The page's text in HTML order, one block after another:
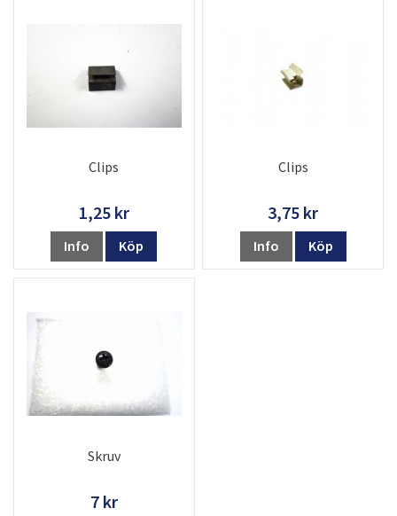
Clips
1,25 kr
Info Köp
Clips
3,75 kr
Info Köp
Skruv
7 kr